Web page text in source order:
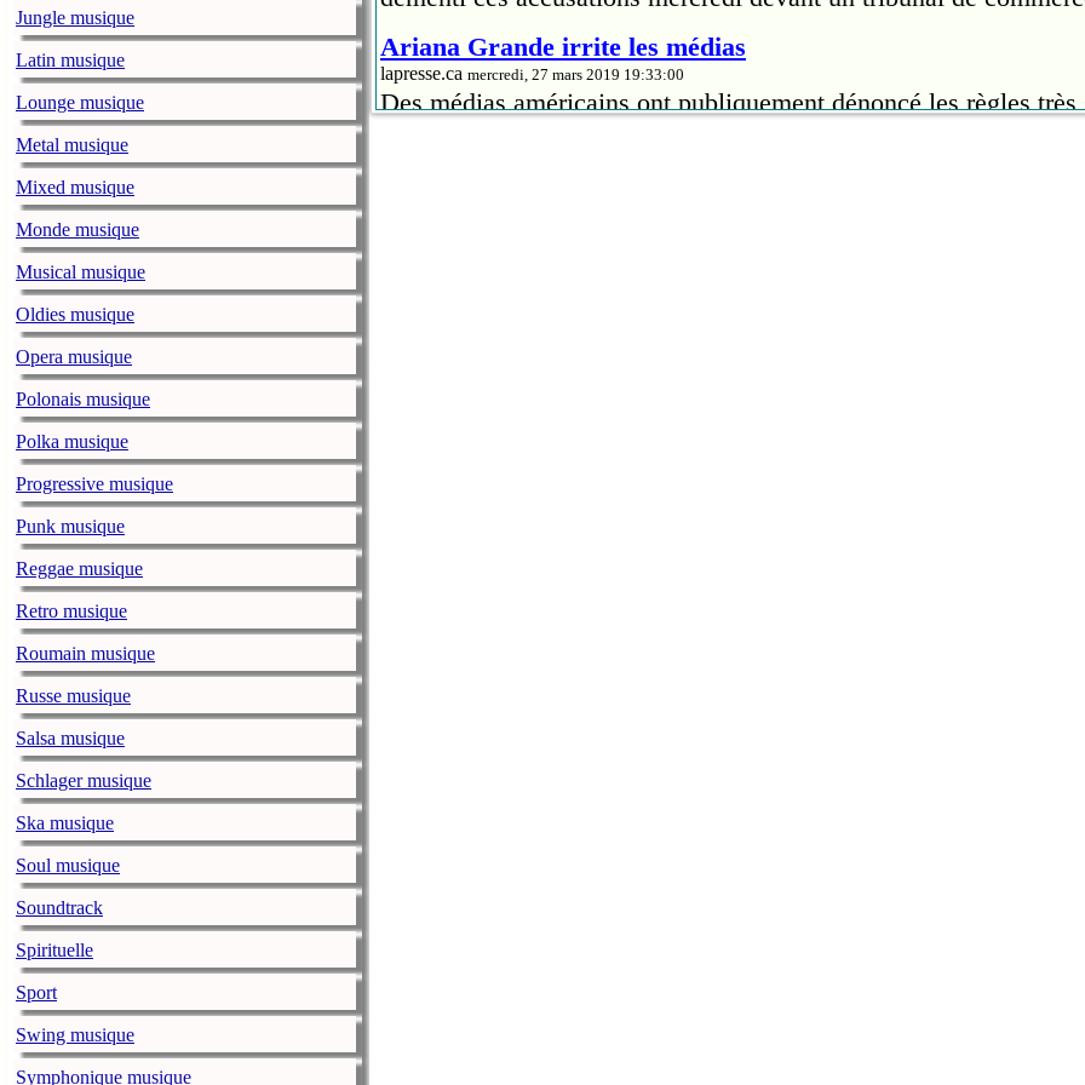
Jungle musique
Latin musique
Lounge musique
Metal musique
Mixed musique
Monde musique
Musical musique
Oldies musique
Opera musique
Polonais musique
Polka musique
Progressive musique
Punk musique
Reggae musique
Retro musique
Roumain musique
Russe musique
Salsa musique
Schlager musique
Ska musique
Soul musique
Soundtrack
Spirituelle
Sport
Swing musique
Symphonique musique
Ariana Grande irrite les médias
lapresse.ca mercredi, 27 mars 2019 19:33:00
Des médias américains ont publiquement dénoncé les règles très